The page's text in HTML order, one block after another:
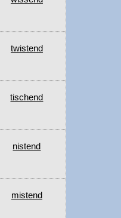
twistend
tischend
nistend
mistend